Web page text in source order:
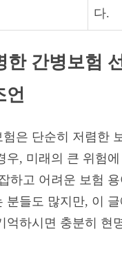
다.
한 간병보험
언
은 단순히 저렴한
우, 미래의 큰 위험
하고 어려운 보험
분들도 많지만, 이
억하시면 충분히 현